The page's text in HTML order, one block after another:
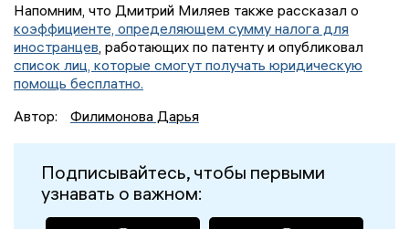
Напомним, что Дмитрий Миляев также рассказал о
коэффициенте, определяющем сумму налога для
иностранцев, работающих по патенту и опубликовал
список лиц, которые смогут получать юридическую
помощь бесплатно.
Автор:
Филимонова Дарья
Подписывайтесь, чтобы первыми
узнавать о важном: